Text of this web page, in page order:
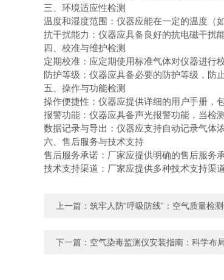
三、环境适应性检测
温度和湿度范围：仪器应能在一定的温度（
抗干扰能力：仪器应具备良好的抗电磁干扰
四、校准与维护检测
定期校准：应定期使用标准气体对仪器进行
防护等级：仪器应具备必要的防护等级，防
五、操作与功能检测
操作便捷性：仪器应提供详细的用户手册，
报警功能：仪器应具备声光报警功能，当检
数据记录与导出：仪器应支持自动记录气体
六、售后服务与技术支持
售后服务承诺：厂家应提供明确的售后服务
技术支持渠道：厂家应提供多种技术支持渠
上一篇： 筑牢人防“呼吸防线”：空气质量检
下一篇： 空气染毒监测仪安装指南：科学布